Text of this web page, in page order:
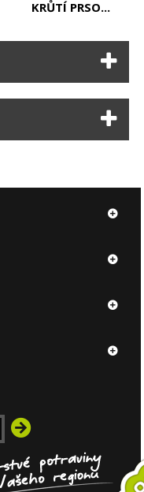
KRŮTÍ PRSO...